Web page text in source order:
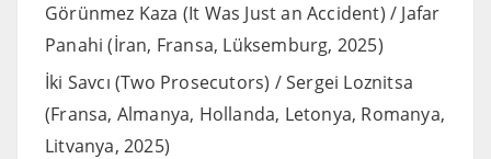
Görünmez Kaza (It Was Just an Accident) / Jafar
Panahi (İran, Fransa, Lüksemburg, 2025)
İki Savcı (Two Prosecutors) / Sergei Loznitsa
(Fransa, Almanya, Hollanda, Letonya, Romanya,
Litvanya, 2025)